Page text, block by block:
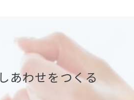
あわせをつくる